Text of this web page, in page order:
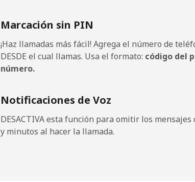
Celular
Dominica
Celular ⁦43.9c⁩
Dominican Republic
Marcación sin PIN
¡Haz llamadas más fácil! Agrega el número de
DESDE el cual llamas. Usa el formato: código del
número.
Notificaciones de Voz
DESACTIVA esta función para omitir los mensajes
y minutos al hacer la llamada.